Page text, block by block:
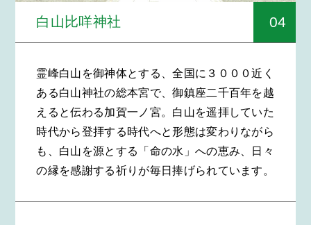
白山比咩神社 04
霊峰白山を御神体とする、全国に３０００近く
ある白山神社の総本宮で、御鎮座二千百年を越
えると伝わる加賀一ノ宮。白山を遥拝していた
時代から登拝する時代へと形態は変わりながら
も、白山を源とする「命の水」への恵み、日々
の縁を感謝する祈りが毎日捧げられています。